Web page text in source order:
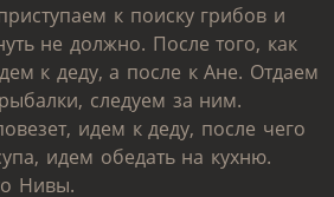
к поиску грибов и
не должно. После того, как
к деду, а после к Ане. Отдаем
следуем за ним.
идем к деду, после чего
идем обедать на кухню.
Нивы.